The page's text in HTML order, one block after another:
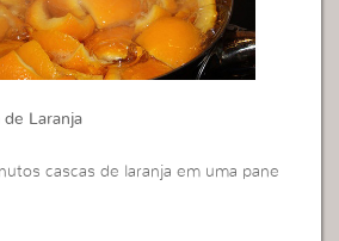
de Laranja
cascas de laranja em uma pane